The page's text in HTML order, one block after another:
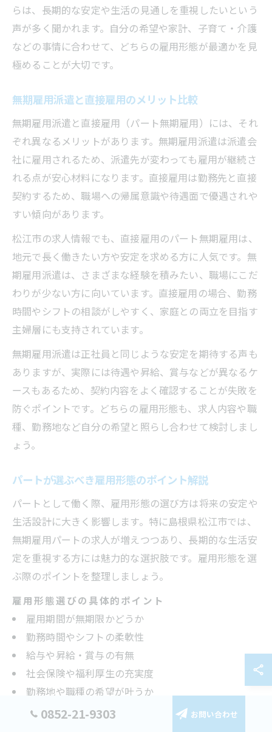
らは、長期的な安定や生活の見通しを重視したいという
声が多く聞かれます。自分の希望や家計、子育て・介護
などの事情に合わせて、どちらの雇用形態が最適かを見
極めることが大切です。
無期雇用派遣と直接雇用のメリット比較
無期雇用派遣と直接雇用（パート無期雇用）には、それ
ぞれ異なるメリットがあります。無期雇用派遣は派遣会
社に雇用されるため、派遣先が変わっても雇用が継続さ
れる点が安心材料になります。直接雇用は勤務先と直接
契約するため、職場への帰属意識や待遇面で優遇されや
すい傾向があります。
松江市の求人情報でも、直接雇用のパート無期雇用は、
地元で長く働きたい方や安定を求める方に人気です。無
期雇用派遣は、さまざまな経験を積みたい、職場にこだ
わりが少ない方に向いています。直接雇用の場合、勤務
時間やシフトの相談がしやすく、家庭との両立を目指す
主婦層にも支持されています。
無期雇用派遣は正社員と同じような安定を期待する声も
ありますが、実際には待遇や昇給、賞与などが異なるケ
ースもあるため、契約内容をよく確認することが失敗を
防ぐポイントです。どちらの雇用形態も、求人内容や職
種、勤務地など自分の希望と照らし合わせて検討しまし
ょう。
パートが選ぶべき雇用形態のポイント解説
パートとして働く際、雇用形態の選び方は将来の安定や
生活設計に大きく影響します。特に島根県松江市では、
無期雇用パートの求人が増えつつあり、長期的な生活安
定を重視する方には魅力的な選択肢です。雇用形態を選
ぶ際のポイントを整理しましょう。
雇用形態選びの具体的ポイント
雇用期間が無期限かどうか
勤務時間やシフトの柔軟性
給与や昇給・賞与の有無
社会保険や福利厚生の充実度
勤務地や職種の希望が叶うか
例えば「パートでも無期雇用転換はできますか？」とい
0852-21-9303 お問い合わせ